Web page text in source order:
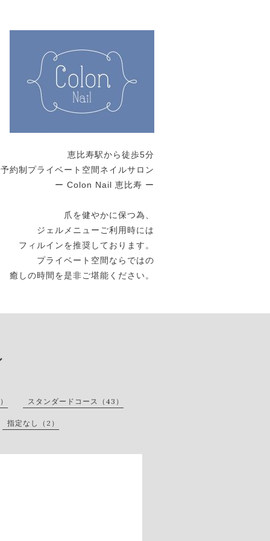
恵比寿駅から徒歩5分
約制プライベート空間ネイルサロン
ー Colon Nail 恵比寿 ー
爪を健やかに保つ為、
ジェルメニューご利用時には
フィルインを推奨しております。
プライベート空間ならではの
癒しの時間を是非ご堪能ください。
スタンダードコース（43）
指定なし（2）